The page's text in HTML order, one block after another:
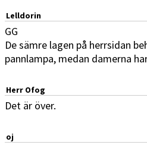
Lelldorin
GG
De sämre lagen på herrsidan
pannlampa, medan damerna
Herr Ofog
Det är över.
oj